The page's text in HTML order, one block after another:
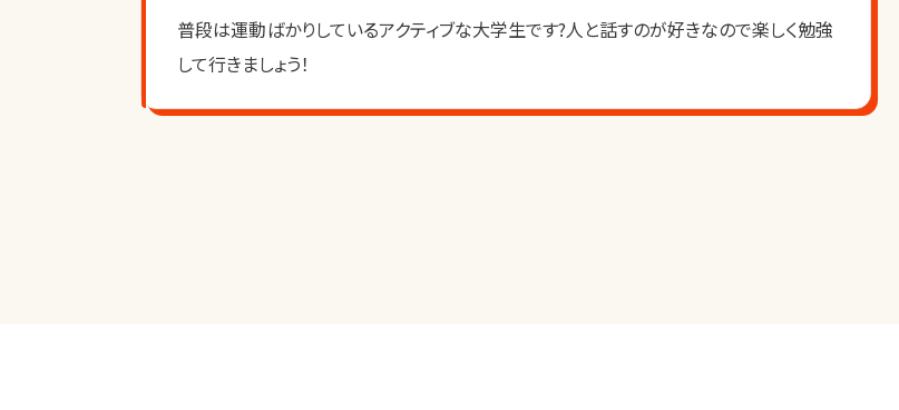
普段は運動ばかりしているアクティブな大学生です?人と話すのが好きなので楽しく勉強
して行きましょう！